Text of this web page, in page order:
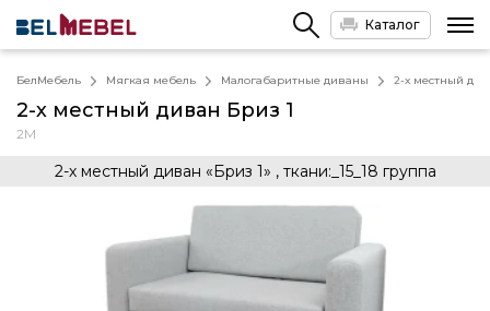
Каталог
БелМебель Мягкая мебель Малогабаритные диваны 2-х местный
2-х местный диван Бриз 1
2М
2-х местный диван «Бриз 1» , ткани:_15_18 группа